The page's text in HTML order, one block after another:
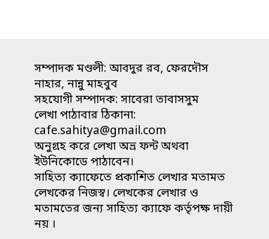
সম্পাদক মণ্ডলী: আবদুর রব, ফেরদৌস
নাহার, নান্নু মাহবুব
সহযোগী সম্পাদক: সাবেরা তাবাসসুম
লেখা পাঠাবার ঠিকানা:
cafe.sahitya@gmail.com
অনুগ্রহ করে লেখা অভ্র ফন্ট অথবা
ইউনিকোডে পাঠাবেন।
সাহিত্য ক্যাফেতে প্রকাশিত লেখার মতামত
লেখকের নিজস্ব। লেখকের লেখার ও
মতামতের জন্য সাহিত্য ক্যাফে কর্তৃপক্ষ দায়ী
নয় ।